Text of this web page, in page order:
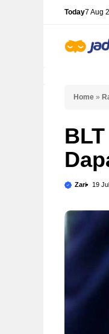
Today7 Aug
Home »
Zari 19